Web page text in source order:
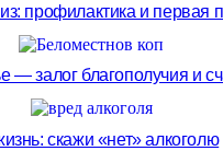
профилактика и первая
— залог благополучия и
скажи «нет» алкоголю